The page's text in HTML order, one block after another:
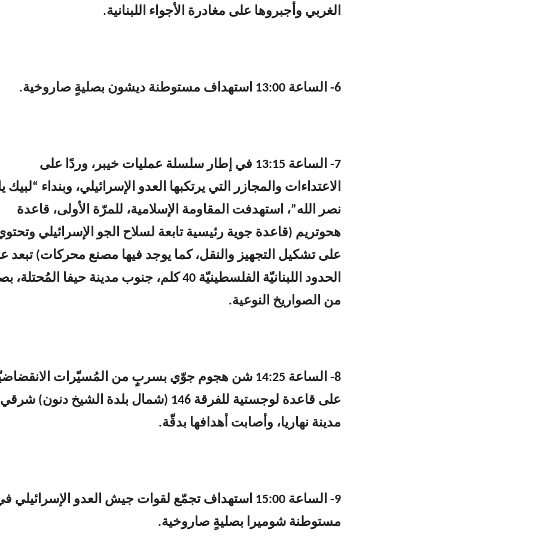
الغربي وأجبروها على مغادرة ‌‏الأجواء ‏اللبنانية.
6- الساعة 13:00 استهداف مستوطنة ديشون بصليةٍ صاروخية.
7- الساعة 13:15 في إطار ‏سلسلة عمليات خيبر، وردًا على
الاعتداءات والمجازر التي يرتكبها العدو الإسرائيلي، وبنداء “لبيك
نصر الله”، استهدفت المقاومة الإسلامية، للمرّة الأولى، قاعدة
هحوتريم (قاعدة جوية رئيسية تابعة لسلاح الجو الإسرائيلي
على تشكيل التجهيز والنقل، كما يوجد فيها مصنع محركات) تبعد
الحدود اللبنانيّة الفلسطينيّة 40 كلم، جنوب مدينة حيفا
من الصواريخ النوعية.
8- الساعة 14:25 شن هجوم جوّي بسربٍ من المُسيّرات
على قاعدة لوجستية للفرقة 146 (شمال بلدة الشيخ دنون) شرقي
مدينة نهاريا، وأصابت أهدافها بدقّة.
9- الساعة 15:00 استهداف تجمّع لقوات جيش العدو الإسرائيلي
مستوطنة شوميرا بصليةٍ صاروخية.‏